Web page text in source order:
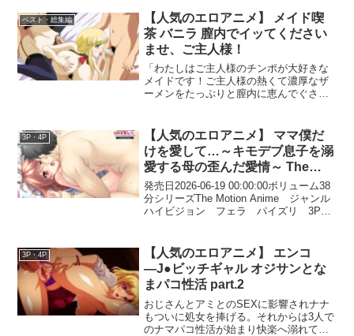
倒錯するエロス問題作、第二弾！！
ベスト・総集編
【人気のエロアニメ】 メイド喫
茶 バニラ 膣内でイッてください
ませ、ご主人様！
「わたしはご主人様のチンポが大好きな
メイドです！ご主人様の熱くて濃厚なザ
ーメンをたっぷりと膣内に恵んでぐさ
すか？」「夜伽だってメイドの立派なお
仕事ですもの！ご主人様に色々教えてあ
げますわ！」「それが雇い主に奉仕する
フェラかあ？ふざけやがって～！」
3P・4P
【人気のエロアニメ】 ママ僕だ
けを愛して…～キモデブ息子を溺
愛する母の歪んだ愛情～ The
Motion Anime
発売日2026-06-19 00:00:00ボリューム38
分シリーズThe Motion Anime ジャンル
ハイビジョン フェラ パイズリ 3P・
WORLDPG A...
3P・4P
【人気のエロアニメ】 エンコ
―J●ビッチギャル オジサンとな
まパコ性活 part.2
おじさんとアミとのSEXに影響されナナ
もついに処女を捧げる。それからは3人で
のナマパコ性活が始まり快楽へ溺れてい